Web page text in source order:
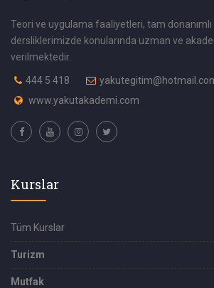
Teori ve uygulama faaliyetleri, tam
dersliklerimizde konularında uzman ve
verilmektedir.
444 5 418
www.yakutakademi.com
Kurslar
Tüm Kurslar
Turizm
Mutfak